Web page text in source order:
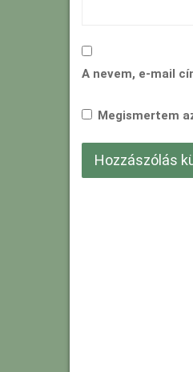
A nevem, e-mail
Megismertem